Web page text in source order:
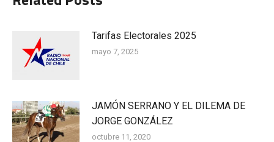
Tarifas Electorales 2025
mayo 7, 2025
JAMÓN SERRANO Y EL DILEMA DE
JORGE GONZÁLEZ
octubre 11, 2020